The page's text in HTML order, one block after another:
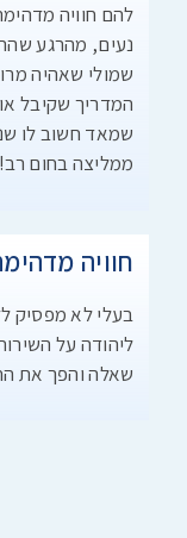
להם חוויה
נעים, מהרגע
שמולי שאהיה
המדריך שקיבל
שמאד חשוב לו
ממליצה בחום
חוויה
בעלי לא מפסיק
ליהודה על
שאלה והפך את